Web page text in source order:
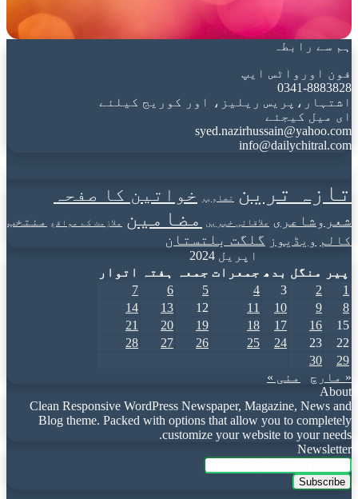
ہم سے رابطہ
فون اورواٹس ایپ
0341-8883828
اشتہار،پریس ریلیز، اور کوریج کیلئے
ای میل کیجئے
syed.nazirhussain@yahoo.com
info@dailychitral.com
تازہ ترین تصاویر خواتین کا صفحہ
شعروشاعری علاقائی خبریں مضامین ملازمت کے مواقع
منتخب
کالم ویڈیوز گلگت بلتستان
اپریل 2024
پیر
منگل بدھ جمعرات جمعہ ہفتہ
اتوار
1
2
3
4
5
6
7
8
9
10
11
12
13
14
15
16
17
18
19
20
21
22
23
24
25
26
27
28
29
30
« مارچ
مئی »
About
Clean Responsive WordPress Newspaper, Magazine, News and
Blog theme. Packed with options that allow you to completely
customize your website to your needs.
Newsletter
Enter
your
Email